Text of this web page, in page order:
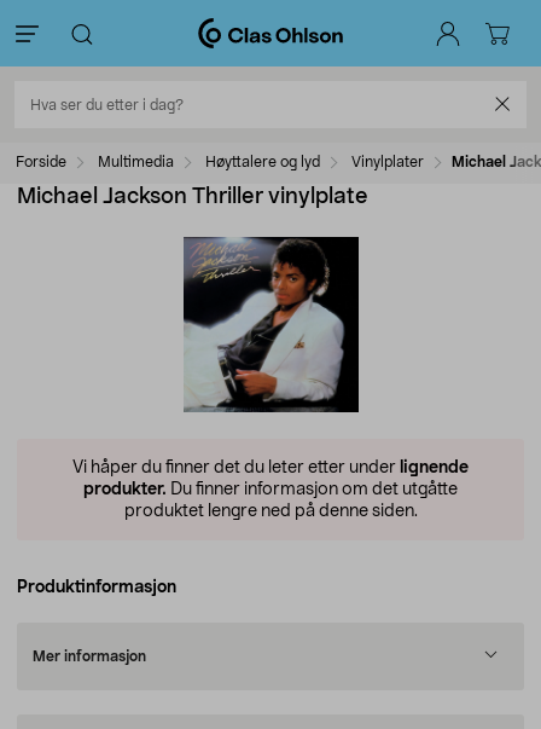
Forside Multimedia Høyttalere og lyd Vinylplater Michael
Michael Jackson Thriller vinylplate
Vi håper du finner det du leter etter under lignende
produkter. Du finner informasjon om det utgåtte
produktet lengre ned på denne siden.
Produktinformasjon
Mer informasjon